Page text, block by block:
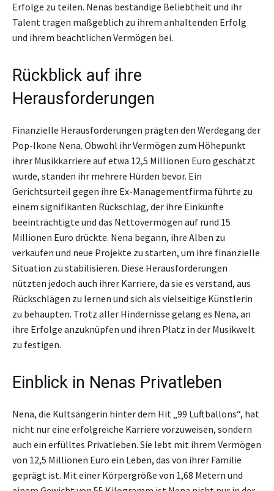
Erfolge zu teilen. Nenas beständige Beliebtheit und ihr
Talent tragen maßgeblich zu ihrem anhaltenden Erfolg
und ihrem beachtlichen Vermögen bei.
Rückblick auf ihre
Herausforderungen
Finanzielle Herausforderungen prägten den Werdegang der
Pop-Ikone Nena. Obwohl ihr Vermögen zum Höhepunkt
ihrer Musikkarriere auf etwa 12,5 Millionen Euro geschätzt
wurde, standen ihr mehrere Hürden bevor. Ein
Gerichtsurteil gegen ihre Ex-Managementfirma führte zu
einem signifikanten Rückschlag, der ihre Einkünfte
beeinträchtigte und das Nettovermögen auf rund 15
Millionen Euro drückte. Nena begann, ihre Alben zu
verkaufen und neue Projekte zu starten, um ihre finanzielle
Situation zu stabilisieren. Diese Herausforderungen
nützten jedoch auch ihrer Karriere, da sie es verstand, aus
Rückschlägen zu lernen und sich als vielseitige Künstlerin
zu behaupten. Trotz aller Hindernisse gelang es Nena, an
ihre Erfolge anzuknüpfen und ihren Platz in der Musikwelt
zu festigen.
Einblick in Nenas Privatleben
Nena, die Kultsängerin hinter dem Hit „99 Luftballons“, hat
nicht nur eine erfolgreiche Karriere vorzuweisen, sondern
auch ein erfülltes Privatleben. Sie lebt mit ihrem Vermögen
von 12,5 Millionen Euro ein Leben, das von ihrer Familie
geprägt ist. Mit einer Körpergröße von 1,68 Metern und